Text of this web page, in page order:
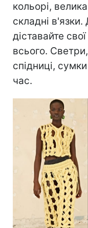
кольорі,
складні в'язки.
діставайте
всього.
спідниці,
час.